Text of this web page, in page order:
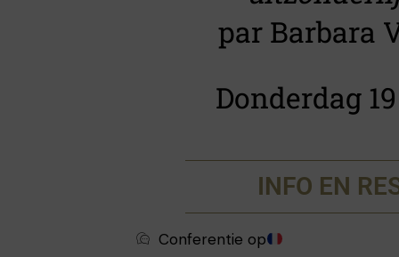
par Barbara
Donderdag
INFO EN
Conferentie op